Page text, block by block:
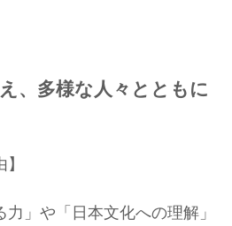
、 多様な人々とともに
力」や「日本文化への理解」